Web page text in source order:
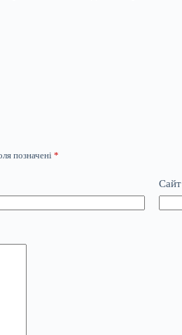
позначені*
Сайт